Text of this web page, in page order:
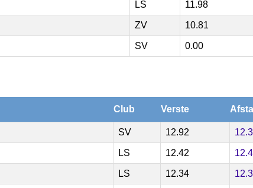
LS 11.98
ZV 10.81
SV 0.00
Club Verste
SV 12.92
LS 12.42
LS 12.34